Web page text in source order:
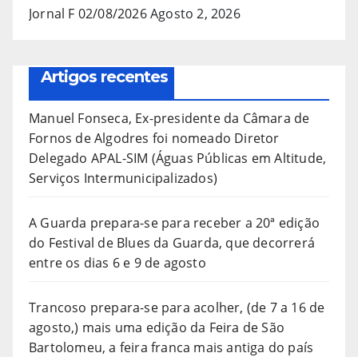
Jornal F 02/08/2026Agosto 2, 2026
Artigos recentes
Manuel Fonseca, Ex-presidente da Câmara de
Fornos de Algodres foi nomeado Diretor
Delegado APAL-SIM (Águas Públicas em Altitude,
Serviços Intermunicipalizados)
A Guarda prepara-se para receber a 20ª edição
do Festival de Blues da Guarda, que decorrerá
entre os dias 6 e 9 de agosto
Trancoso prepara-se para acolher, (de 7 a 16 de
agosto,) mais uma edição da Feira de São
Bartolomeu, a feira franca mais antiga do país